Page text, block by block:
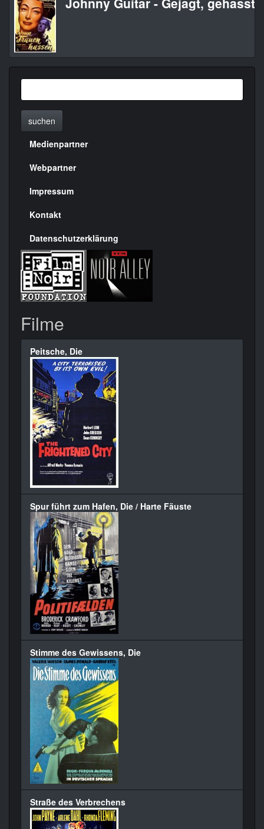
suchen
Menülinks
rechte
Seite
Medienpartner
Webpartner
Impressum
Kontakt
Datenschutzerklärung
Filme
Peitsche, Die
Spur führt zum Hafen, Die / Harte Fäuste
Stimme des Gewissens, Die
Straße des Verbrechens